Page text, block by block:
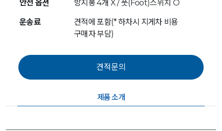
안전 옵션 방지봉 4개 X / 풋(Foot)스위치 O
운송료
견적에 포함(* 하차시 지게차 비용
구매자 부담)
제품 소개